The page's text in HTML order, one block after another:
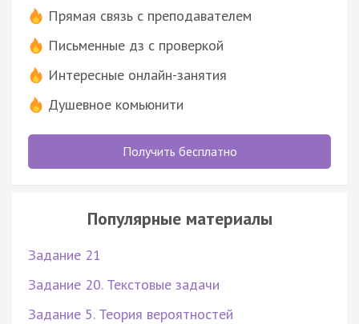
Прямая связь с преподавателем
Письменные дз с проверкой
Интересные онлайн-занятия
Душевное комьюнити
Получить бесплатно
Популярные материалы
Задание 21
Задание 20. Текстовые задачи
Задание 5. Теория вероятностей